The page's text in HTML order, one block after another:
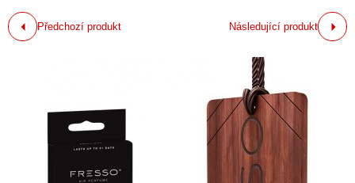
Předchozí produkt Následující produkt